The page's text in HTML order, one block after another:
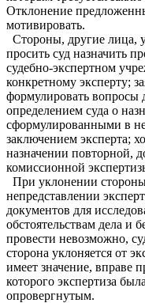
Отклонение
мотивировать.
Стороны, другие лица,
просить суд назначить
судебно-экспертном
конкретному эксперту;
формулировать вопросы
определением суда о
сформулированными в
заключением эксперта;
назначении повторной,
комиссионной
При уклонении стороны
непредставлении
документов для
обстоятельствам дела и
провести невозможно,
сторона уклоняется от
имеет значение, вправе
которого экспертиза
опровергнутым.